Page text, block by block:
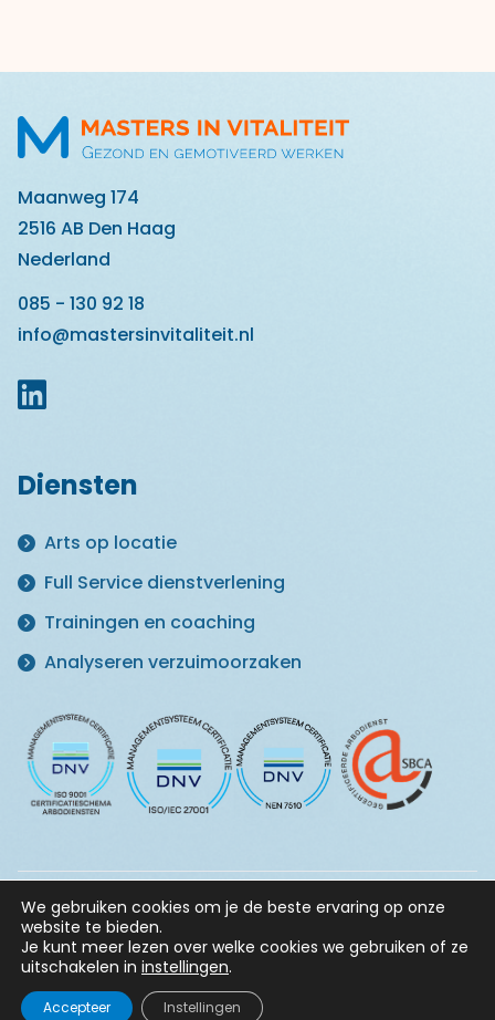
Maanweg 174
2516 AB Den Haag
Nederland
085 - 130 92 18
info@mastersinvitaliteit.nl
Diensten
Arts op locatie
Full Service dienstverlening
Trainingen en coaching
Analyseren verzuimoorzaken
© 2026 Master in Vitaliteit ·Klachtenregeling·Privacy
Statement·Informatiebeveiligingsbeleid·Algemene
voorwaarden
We gebruiken cookies om je de beste ervaring op onze
website te bieden.
Je kunt meer lezen over welke cookies we gebruiken of ze
uitschakelen in instellingen.
Accepteer Instellingen